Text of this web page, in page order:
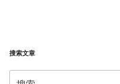
搜索文章